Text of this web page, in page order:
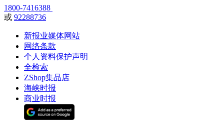
1800-7416388
或 92288736
新报业媒体网站
网络条款
个人资料保护声明
全检索
ZShop集品店
海峡时报
商业时报